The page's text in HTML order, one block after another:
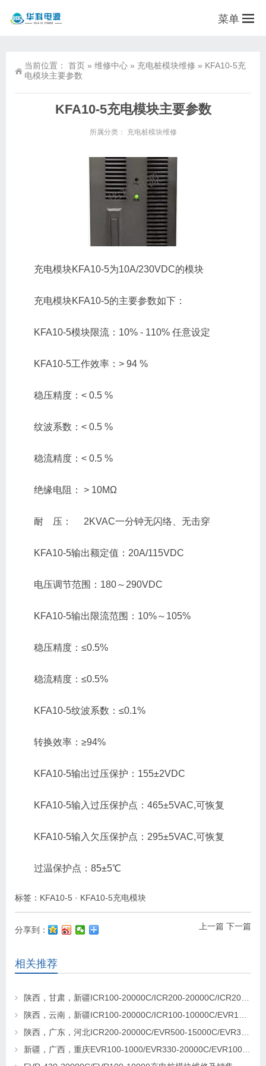
菜单
当前位置： 首页 » 维修中心 » 充电桩模块维修 » KFA10-5充
电模块主要参数
KFA10-5充电模块主要参数
所属分类： 充电桩模块维修
充电模块KFA10-5为10A/230VDC的模块
充电模块KFA10-5的主要参数如下：
KFA10-5模块限流：10% - 110% 任意设定
KFA10-5工作效率：> 94 %
稳压精度：< 0.5 %
纹波系数：< 0.5 %
稳流精度：< 0.5 %
绝缘电阻： > 10MΩ
耐 压： 2KVAC一分钟无闪络、无击穿
KFA10-5输出额定值：20A/115VDC
电压调节范围：180～290VDC
KFA10-5输出限流范围：10%～105%
稳压精度：≤0.5%
稳流精度：≤0.5%
KFA10-5纹波系数：≤0.1%
转换效率：≥94%
KFA10-5输出过压保护：155±2VDC
KFA10-5输入过压保护点：465±5VAC,可恢复
KFA10-5输入欠压保护点：295±5VAC,可恢复
过温保护点：85±5℃
标签： KFA10-5 · KFA10-5充电模块
上一篇 下一篇
分享到：
相关推荐